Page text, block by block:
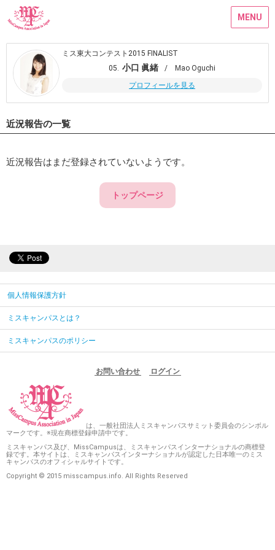
MENU
ミス東大コンテスト2015 FINALIST
05. 小口 眞緒
/ Mao Oguchi
プロフィールを見る
近況報告の一覧
近況報告はまだ登録されていないようです。
トップページ
個人情報保護方針
ミスキャンパスとは？
ミスキャンパスのポリシー
お問い合わせ ログイン
は、一般社団法人ミスキャンパスサミット委員会のシンボル
マークです。※現在商標登録申請中です。
ミスキャンパス及び、MissCampusは、ミスキャンパスインターナショナルの商標登
録です。本サイトは、ミスキャンパスインターナショナルが認定した日本唯一のミス
キャンパスのオフィシャルサイトです。
Copyright © 2015 misscampus.info. All Rights Reserved